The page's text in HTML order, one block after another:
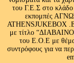
του Γ.Ε.Σ στο κλάδο
εκπομπές
ATHENSJUKEBOX
με τίτλο
του Ε.Ο.Ε με
συντρόφους για να